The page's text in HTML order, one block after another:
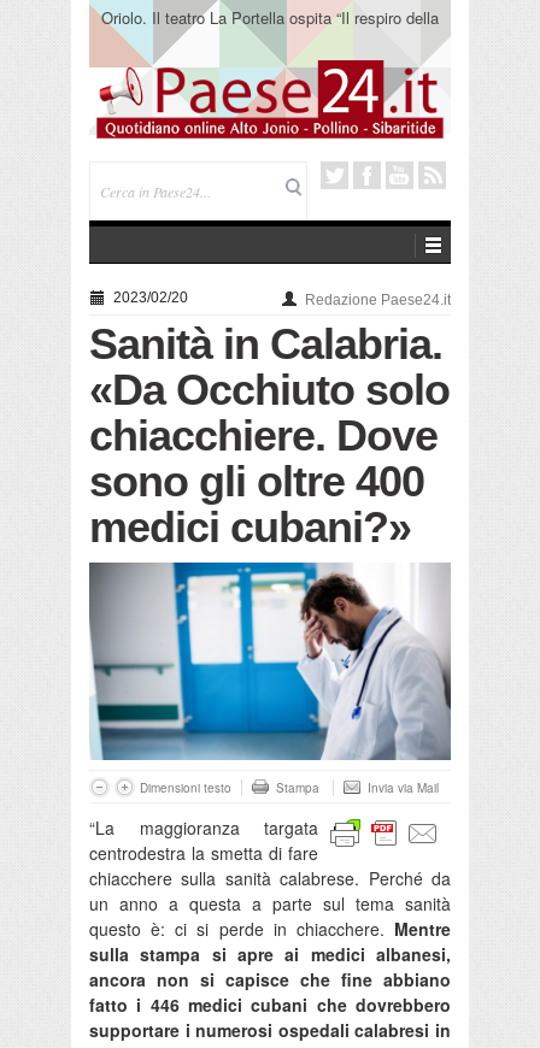
Oriolo. Il teatro La Portella ospita “Il respiro della
terra” del collettivo 365
2023/02/20 Redazione Paese24.it
Sanità in Calabria.
«Da Occhiuto solo
chiacchiere. Dove
sono gli oltre 400
medici cubani?»
Dimensioni testo Stampa Invia via Mail
“La maggioranza targata
centrodestra la smetta di fare
chiacchere sulla sanità calabrese. Perché da
un anno a questa a parte sul tema sanità
questo è: ci si perde in chiacchere. Mentre
sulla stampa si apre ai medici albanesi,
ancora non si capisce che fine abbiano
fatto i 446 medici cubani che dovrebbero
supportare i numerosi ospedali calabresi in